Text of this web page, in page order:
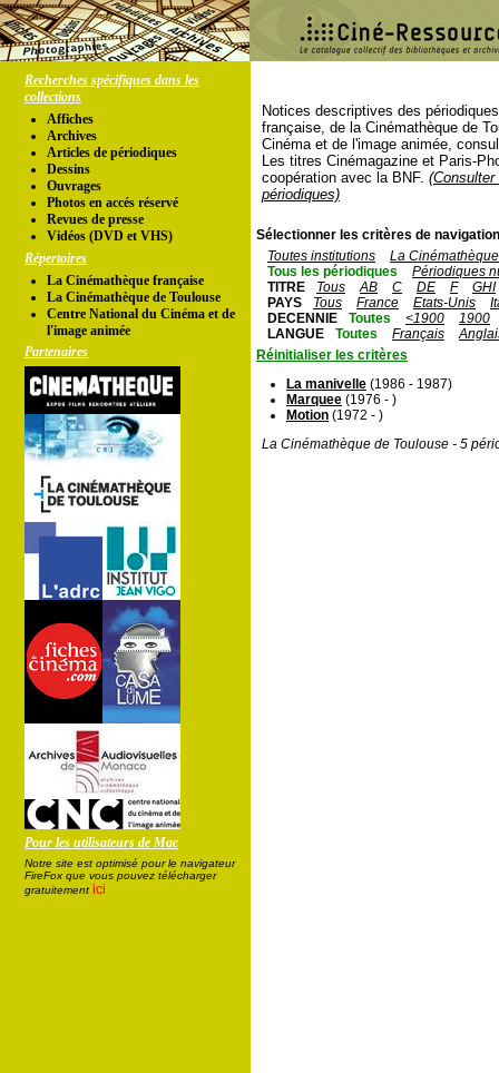
Recherches spécifiques dans les
collections
Affiches
Archives
Articles de périodiques
Dessins
Ouvrages
Photos en accés réservé
Revues de presse
Vidéos (DVD et VHS)
Répertoires
La Cinémathèque française
La Cinémathèque de Toulouse
Centre National du Cinéma et de
l'image animée
Partenaires
Pour les utilisateurs de Mac
Notre site est optimisé pour le navigateur
FireFox que vous pouvez télécharger
gratuitement ici
Notices descriptives des
française, de la Cinémathèque de
Cinéma et de l'image animée,
Les titres Cinémagazine et Paris-
coopération avec la BNF.
périodiques)
Sélectionner les critères de
Toutes institutions
La
Tous les périodiques
Périodiques
TITRE
Tous AB C DE F
GHI
PAYS
Tous France Etats-Unis
DECENNIE
Toutes <1900
1900
LANGUE
Toutes Français
Réinitialiser les critères
La manivelle (1986 - 1987)
Marquee (1976 - )
Motion (1972 - )
La Cinémathèque de Toulouse - 5